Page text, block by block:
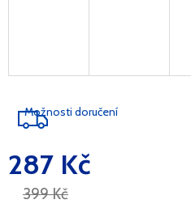
399 Kč
287 Kč
Měrná
cena:
Možnosti doručení